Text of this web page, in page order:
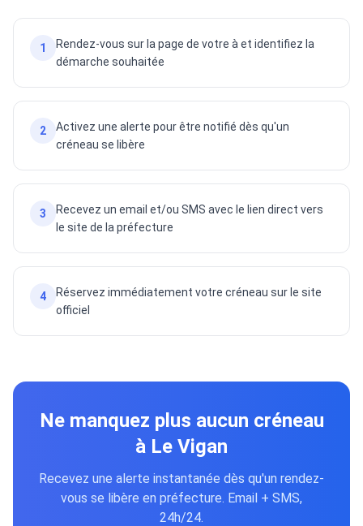
1
Rendez-vous sur la page de votre à et identifiez la
démarche souhaitée
2
Activez une alerte pour être notifié dès qu'un
créneau se libère
3
Recevez un email et/ou SMS avec le lien direct vers
le site de la préfecture
4
Réservez immédiatement votre créneau sur le site
officiel
Ne manquez plus aucun créneau
à Le Vigan
Recevez une alerte instantanée dès qu'un rendez-
vous se libère en préfecture. Email + SMS,
24h/24.